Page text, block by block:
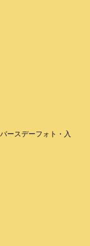
ースデーフォト・入